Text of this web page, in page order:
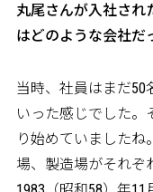
――丸尾さんが入社さ
はどのような会社だ
当時、社員はまだ50
いった感じでした。
り始めていました
場、製造場がそれぞ